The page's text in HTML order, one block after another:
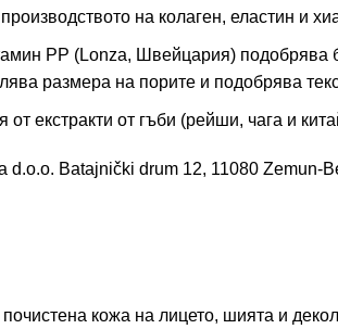
на колаген, еластин и
PP (Lonza, Швейцария) подобрява
размера на порите и подобрява
от екстракти от гъби (рейши, чага и
d.o.o. Batajnički drum 12, 11080 Zemun-
кожа на лицето, шията и